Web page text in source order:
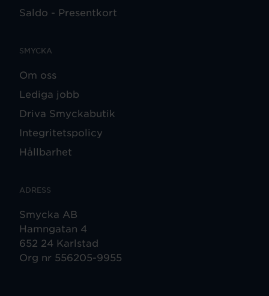
Saldo - Presentkort
SMYCKA
Om oss
Lediga jobb
Driva Smyckabutik
Integritetspolicy
Hållbarhet
ADRESS
Smycka AB
Hamngatan 4
652 24 Karlstad
Org nr 556205-9955